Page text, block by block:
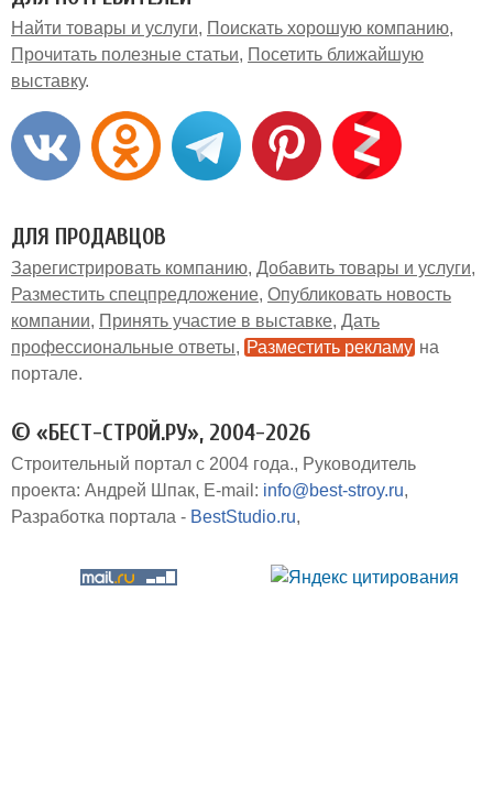
Найти товары и услуги
Поискать хорошую компанию
Прочитать полезные статьи
Посетить ближайшую
выставку
ДЛЯ ПРОДАВЦОВ
Зарегистрировать компанию Добавить товары и услуги
Разместить спецпредложение Опубликовать новость
компании
Принять участие в выставке Дать
профессиональные ответы
Разместить рекламу на
портале
© «БЕСТ-СТРОЙ.РУ», 2004-2026
Строительный портал с 2004 года.
Руководитель
проекта: Андрей Шпак E-mail: info@best-stroy.ru
Разработка портала - BestStudio.ru